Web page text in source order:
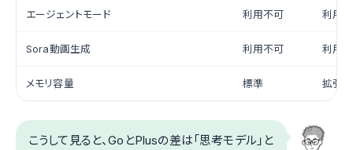
エージェントモード 利用不可 利用可
Sora動画生成 利用不可 利用可
メモリ容量 標準 拡張
こうして見ると、GoとPlusの差は「思考モデル」と